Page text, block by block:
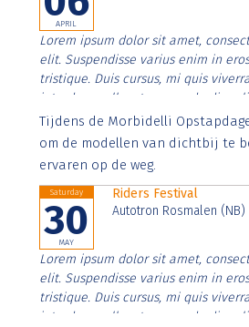
APRIL
Lorem ipsum dolor sit amet,
elit. Suspendisse varius enim in
tristique. Duis cursus, mi quis
interdum nulla, ut commodo diam
Aenean faucibus nibh et justo
imperdiet. Nunc ut sem vitae risus
Tijdens de Morbidelli
om de modellen van dichtbij te
ervaren op de weg.
Saturday
30
MAY
Riders Festival
Autotron Rosmalen (NB)
Lorem ipsum dolor sit amet,
elit. Suspendisse varius enim in
tristique. Duis cursus, mi quis
interdum nulla, ut commodo diam